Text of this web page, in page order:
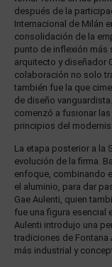
después de la
Internacional de Milán
consolidación de la
punto de inflexión más
arquitecto y diseñador
colaboración no solo
también fue la que
de diseño
comenzó a fusionar
principios del
La etapa posterior a la
evolución de la firma.
enfoque, combinando
el aluminio, para dar
Gae Aulenti, quien
fue una figura esencial
Aulenti introdujo una
tradiciones de Fontana
más industrial y